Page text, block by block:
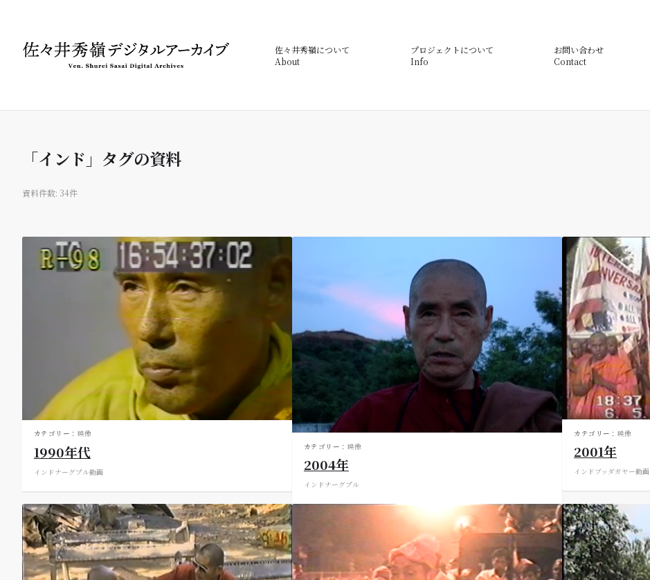
佐々井秀嶺について
About
プロジェクトについて
Info
お問い合わせ
Contact
「インド」タグの資料
資料件数: 34件
カテゴリー： 映像
1990年代
インドナーグプル動画
カテゴリー： 映像
2004年
インドナーグプル
カテゴリー： 映像
2001年
インド ブッダガヤー動画